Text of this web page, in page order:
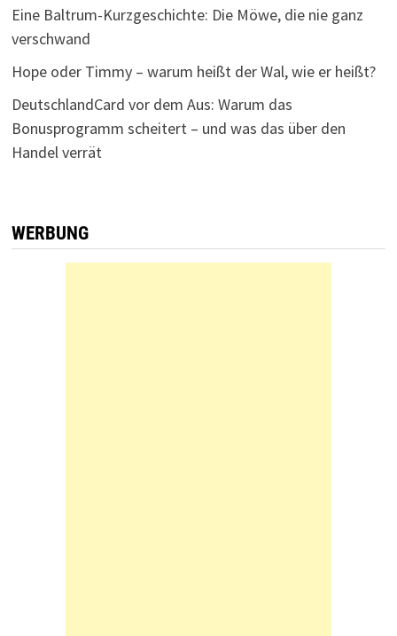
Eine Baltrum-Kurzgeschichte: Die Möwe, die nie ganz
verschwand
Hope oder Timmy – warum heißt der Wal, wie er heißt?
DeutschlandCard vor dem Aus: Warum das
Bonusprogramm scheitert – und was das über den
Handel verrät
WERBUNG